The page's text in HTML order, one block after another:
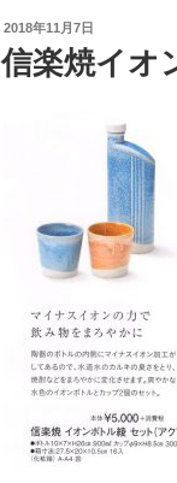
投
稿
日:
2018年11月7日
信楽焼イオ